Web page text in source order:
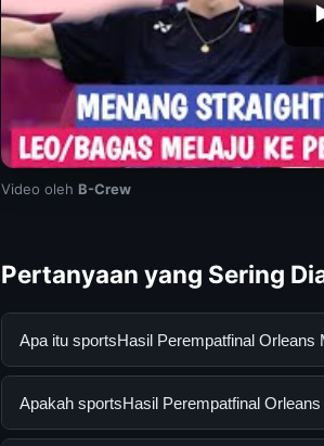
Video oleh B-Crew
Pertanyaan yang Sering
Apa itu sportsHasil Perempatfinal
sportsHasil Perempatfinal Orleans
Apakah sportsHasil Perempatfinal